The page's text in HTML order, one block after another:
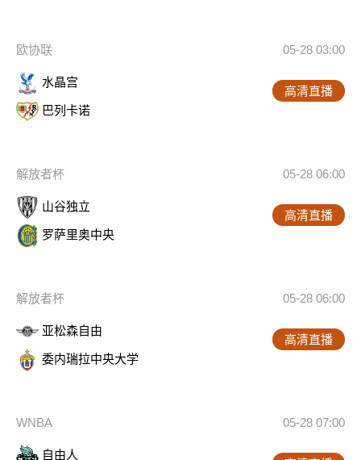
欧协联 05-28 03:00
水晶宫
巴列卡诺
高清直播
解放者杯 05-28 06:00
山谷独立
罗萨里奥中央
高清直播
解放者杯 05-28 06:00
亚松森自由
委内瑞拉中央大学
高清直播
WNBA 05-28 07:00
自由人